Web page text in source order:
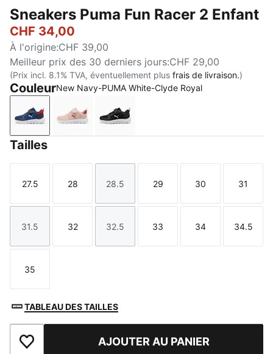
Sneakers Puma Fun Racer 2 Enfant
CHF 34,00
À l'origine:CHF 39,00
Meilleur prix des 30 derniers jours:CHF 29,00
(Prix incl. 8.1% TVA, éventuellement plus frais de livraison.)
CouleurNew Navy-PUMA White-Clyde Royal
New Navy-PUMA White-Clyde Royal
Rose Quartz-Port-Island Pink
PUMA Black-PUMA White
Tailles
Taille
27.5
Taille
28
Taille
28.5
Taille
29
Taille
30
Taille
31
Taille
31.5
Taille
32
Taille
32.5
Taille
33
Taille
34
Taille
34.5
Taille
35
TABLEAU DES TAILLES
Ajouter aux favorisAJOUTER AU PANIER